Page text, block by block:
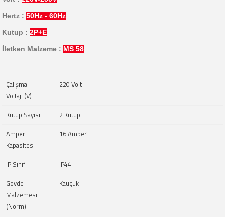
Hertz : 50Hz - 60Hz
Kutup : 2P+E
İletken Malzeme : MS 58
Çalışma
Voltajı (V)
: 220 Volt
Kutup Sayısı :
2 Kutup
Amper
Kapasitesi
: 16 Amper
IP Sınıfı :
IP44
Gövde
Malzemesi
(Norm)
: Kauçuk